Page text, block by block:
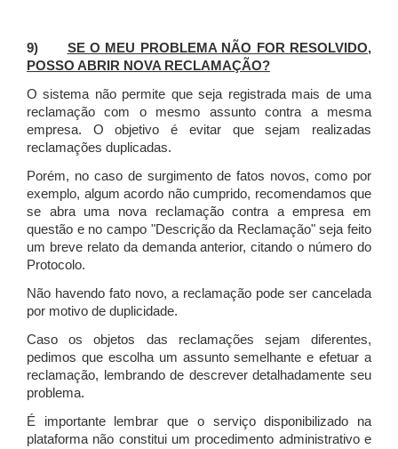
9) SE O MEU PROBLEMA NÃO FOR RESOLVIDO,
POSSO ABRIR NOVA RECLAMAÇÃO?
O sistema não permite que seja registrada mais de uma
reclamação com o mesmo assunto contra a mesma
empresa. O objetivo é evitar que sejam realizadas
reclamações duplicadas.
Porém, no caso de surgimento de fatos novos, como por
exemplo, algum acordo não cumprido, recomendamos que
se abra uma nova reclamação contra a empresa em
questão e no campo "Descrição da Reclamação" seja feito
um breve relato da demanda anterior, citando o número do
Protocolo.
Não havendo fato novo, a reclamação pode ser cancelada
por motivo de duplicidade.
Caso os objetos das reclamações sejam diferentes,
pedimos que escolha um assunto semelhante e efetuar a
reclamação, lembrando de descrever detalhadamente seu
problema.
É importante lembrar que o serviço disponibilizado na
plataforma não constitui um procedimento administrativo e